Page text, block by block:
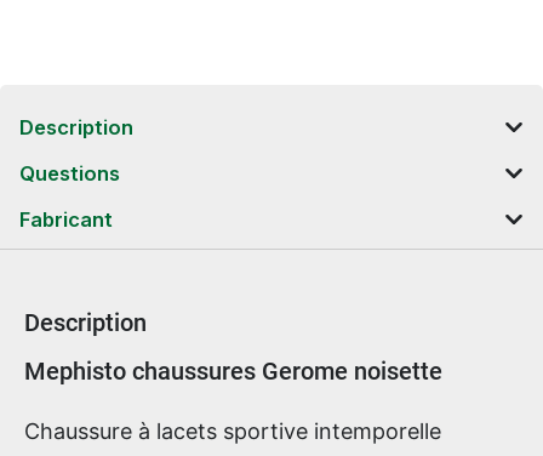
Description
Questions
Fabricant
Description
Informations sur le produit
Mephisto chaussures Gerome noisette
Chaussure à lacets sportive intemporelle